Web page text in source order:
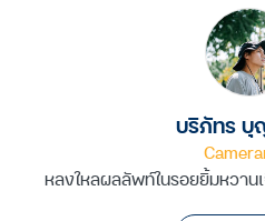
บริภัทร
หลงใหลผลลัพท์ในรอยยิ้มหวาน